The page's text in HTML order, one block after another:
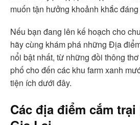
muốn tận hưởng khoảnh khắc
Nếu bạn đang lên kế hoạch cho
hãy cùng khám phá những Địa
nổi bật nhất, từ những đồi thông
phố cho đến các khu farm xanh
tiện ích dưới đây.
Các địa điểm cắm